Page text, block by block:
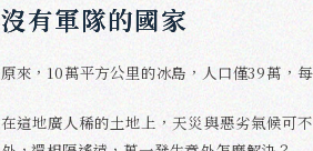
沒有軍隊的國家
原來，10萬平方公里的冰島，人口僅39萬，
在這地廣人稀的土地上，天災與惡劣氣候可